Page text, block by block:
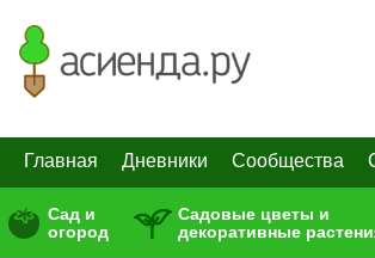
Главная Дневники Сообщества
Сад и
огород
Садовые цветы и
декоративные